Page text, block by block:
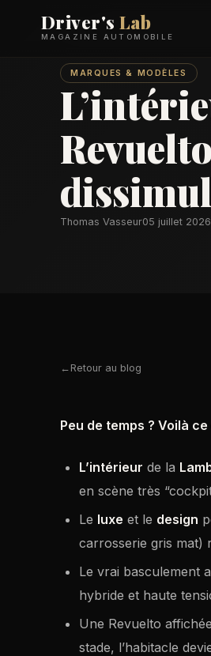
Driver'sLab
MAGAZINE AUTOMOBILE
MARQUES & MODÈLES
Thomas Vasseur05 juillet 2026
Retour au blog
Peu de temps ? Voilà
L’intérieur de la
en scène très
Le luxe et le design
carrosserie gris mat)
Le vrai basculement
hybride et haute
Une Revuelto
stade, l’habitacle